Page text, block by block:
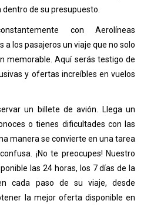
de su presupuesto.
con Aerolíneas
a los pasajeros un viaje que no solo
memorable. Aquí serás testigo de
y ofertas increíbles en vuelos
un billete de avión. Llega un
o tienes dificultades con las
manera se convierte en una tarea
¡No te preocupes! Nuestro
las 24 horas, los 7 días de la
cada paso de su viaje, desde
la mejor oferta disponible en